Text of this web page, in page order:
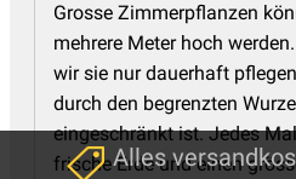
Grosse Zimmerpflanzen
mehrere Meter hoch
wir sie nur dauerhaft
durch den begrenzten
eingeschränkt ist. Jedes
frische Erde und einen
Alles